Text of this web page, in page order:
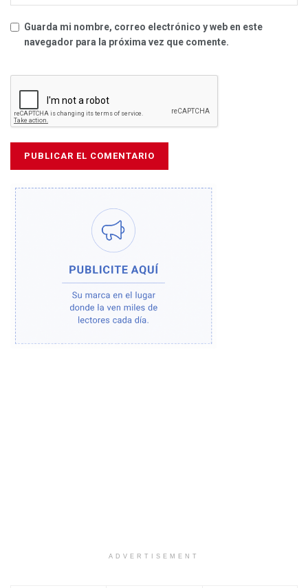
Guarda mi nombre, correo electrónico y web en este
navegador para la próxima vez que comente.
ADVERTISEMENT